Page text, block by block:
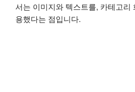
서는 이미지와 텍스트를, 카테고리
용했다는 점입니다.